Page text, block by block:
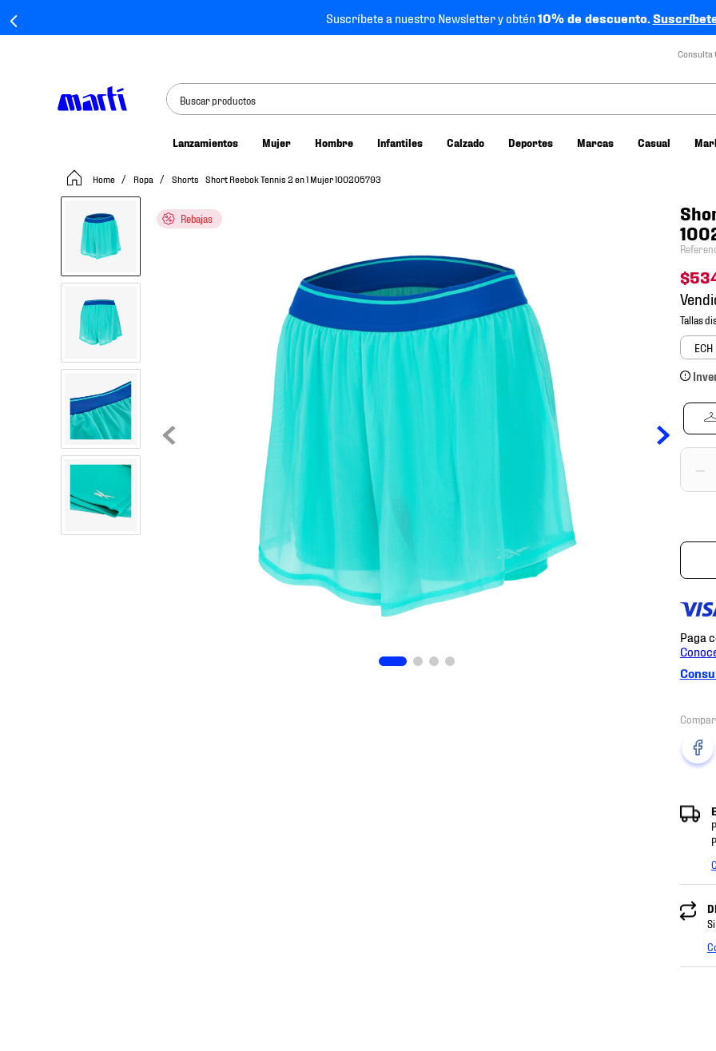
Suscríbete a nuestro Newsletter y obtén10% de descuento.
Consulta
Buscar productos
Lanzamientos Mujer Hombre Infantiles Calzado Deportes Marcas Casual
Ropa Shorts Short Reebok Tennis 2 en 1 Mujer 100205793
Rebajas
$
ECH
－
tenis mujer
tenis hombre
tenis niño
tenis nike